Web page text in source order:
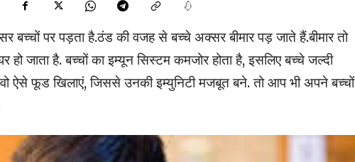
बच्चों पर पड़ता है.ठंड की वजह से बच्चे अक्सर बीमार पड़ जाते हैं.बीमार तो
हो जाता है. बच्चों का इम्यून सिस्टम कमजोर होता है, इसलिए बच्चे जल्दी
ऐसे फूड खिलाएं, जिससे उनकी इम्युनिटी मजबूत बने. तो आप भी अपने बच्चों